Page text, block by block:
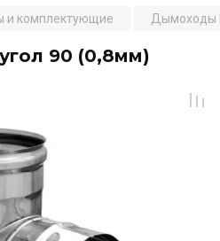
и комплектующие Дымоходы
90 (0,8мм)